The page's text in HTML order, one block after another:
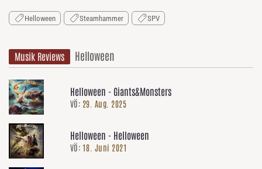
Helloween Steamhammer SPV
Musik Reviews Helloween
Helloween - Giants&Monsters
VÖ: 29. Aug. 2025
Helloween - Helloween
VÖ: 18. Juni 2021